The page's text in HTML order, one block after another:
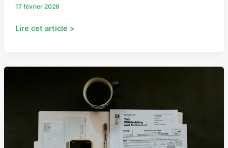
17 février 2026
Lire cet article >
déclarer
ouverture